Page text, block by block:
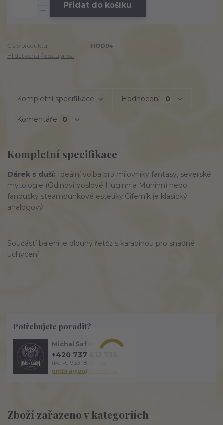
Přidat do košíku
Číslo produktu:
HOD04
Hlídat cenu / dostupnost
Kompletní specifikace Hodnocení 0
Komentáře 0
Kompletní specifikace
Dárek s duší: Ideální volba pro milovníky fantasy, severské
mytologie (Ódinovi poslové Huginn a Muninn) nebo
fanoušky steampunkové estetiky.Ciferník je klasický
analogový .
Součástí balení je dlouhý řetěz s karabinou pro snadné
uchycení
Zboží zařazeno v kategoriích
Potřebujete poradit?
Michal Šafář
+420 737 613 735
(Po-Pá 9:30-18:00 hod.)
umbragon@email.cz